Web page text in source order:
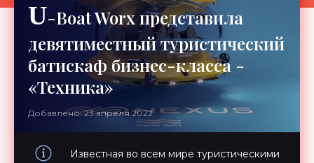
U-Boat Worx представила
девятиместный туристический
батискаф бизнес-класса -
«Техника»
Добавлено: 23 апреля 2022
Известная во всем мире туристическими